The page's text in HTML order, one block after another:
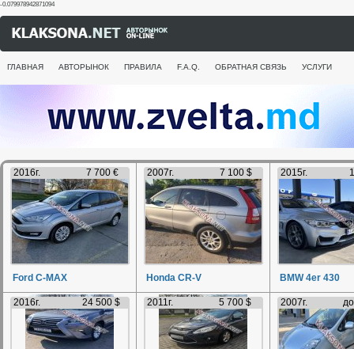
-0.079978942871094
ГЛАВНАЯ АВТОРЫНОК ПРАВИЛА F.A.Q. ОБРАТНАЯ СВЯЗЬ УСЛУГИ
2016г. 7 700 €
Ford C-MAX
2007г. 7 100 $
Honda CR-V
2015г.
BMW 4er 430
2016г. 24 500 $ 2011г. 5 700 $ 2007г.